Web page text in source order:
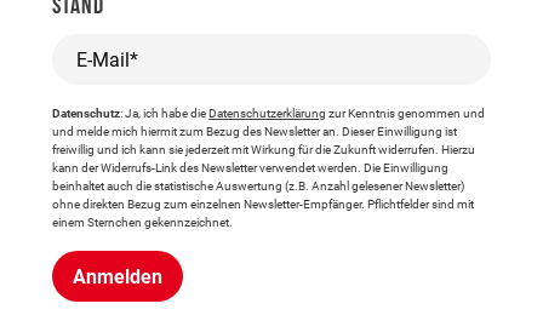
STAND
E-Mail*
Datenschutz: Ja, ich habe dieDatenschutzerklärung zur Kenntnis genommen und
und melde mich hiermit zum Bezug des Newsletter an. Dieser Einwilligung ist
freiwillig und ich kann sie jederzeit mit Wirkung für die Zukunft widerrufen. Hierzu
kann der Widerrufs-Link des Newsletter verwendet werden. Die Einwilligung
beinhaltet auch die statistische Auswertung (z.B. Anzahl gelesener Newsletter)
ohne direkten Bezug zum einzelnen Newsletter-Empfänger. Pflichtfelder sind mit
einem Sternchen gekennzeichnet.
Anmelden